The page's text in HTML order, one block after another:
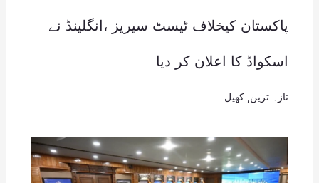
پاکستان کیخلاف ٹیسٹ سیریز ،انگلینڈ نے
اسکواڈ کا اعلان کر دیا
تازہ ترین کھیل